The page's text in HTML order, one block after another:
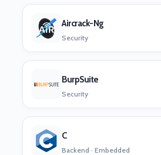
Aircrack-Ng
Security
BurpSuite
Security
C
Backend · Embedded